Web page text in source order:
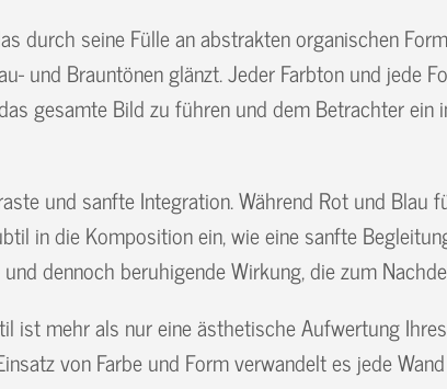
durch seine Fülle an abstrakten organischen
und Brauntönen glänzt. Jeder Farbton und jede
gesamte Bild zu führen und dem Betrachter ein
und sanfte Integration. Während Rot und Blau
in die Komposition ein, wie eine sanfte
dennoch beruhigende Wirkung, die zum
ist mehr als nur eine ästhetische Aufwertung
von Farbe und Form verwandelt es jede